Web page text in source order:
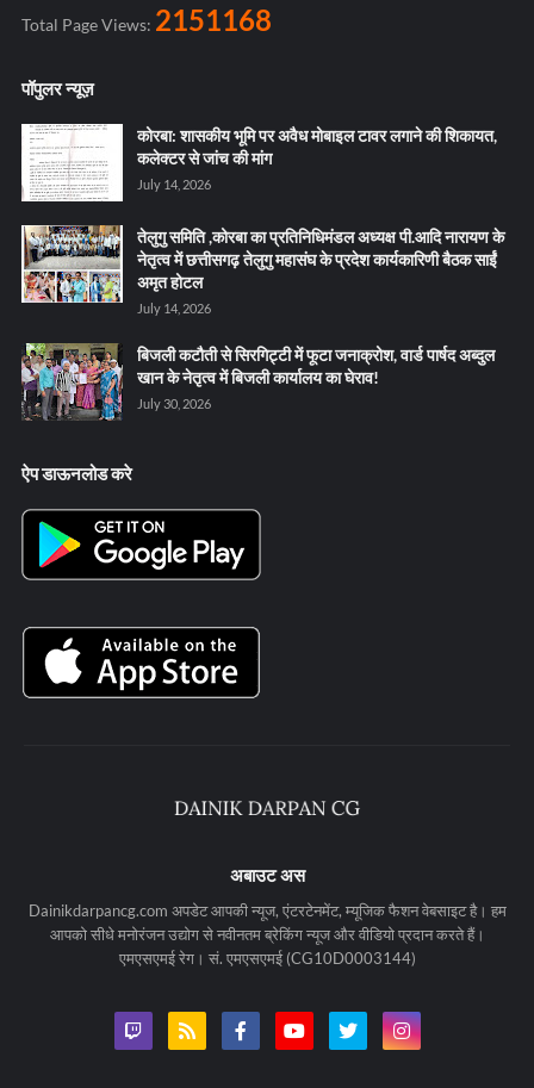
Total Page Views: 2151168
पॉपुलर न्यूज़
कोरबा: शासकीय भूमि पर अवैध मोबाइल टावर लगाने की शिकायत,
कलेक्टर से जांच की मांग
July 14, 2026
तेलुगु समिति ,कोरबा का प्रतिनिधिमंडल अध्यक्ष पी.आदि नारायण के
नेतृत्व में छत्तीसगढ़ तेलुगु महासंघ के प्रदेश कार्यकारिणी बैठक साईं
अमृत होटल
July 14, 2026
बिजली कटौती से सिरगिट्टी में फूटा जनाक्रोश, वार्ड पार्षद अब्दुल
खान के नेतृत्व में बिजली कार्यालय का घेराव!
July 30, 2026
ऐप डाऊनलोड करे
अबाउट अस
Dainikdarpancg.com अपडेट आपकी न्यूज, एंटरटेनमेंट, म्यूजिक फैशन वेबसाइट है। हम
आपको सीधे मनोरंजन उद्योग से नवीनतम ब्रेकिंग न्यूज और वीडियो प्रदान करते हैं।
एमएसएमई रेग। सं. एमएसएमई (CG10D0003144)